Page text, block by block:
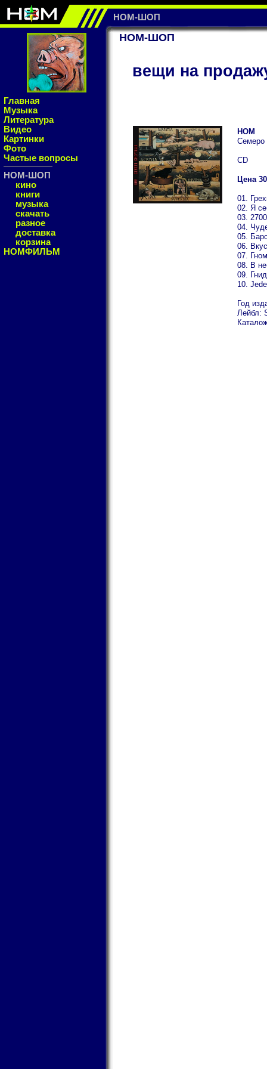
НОМ-ШОП
Главная
Музыка
Литература
Видео
Картинки
Фото
Частые вопросы
НОМ-ШОП
кино
книги
музыка
скачать
разное
доставка
корзина
НОМФИЛЬМ
НОМ-ШОП
вещи на
НОМ
Семеро
CD
Цена
01.
02. Я
03. 2700
04.
05.
06.
07. Гном
08. В
09.
10.
Год
Лейбл: